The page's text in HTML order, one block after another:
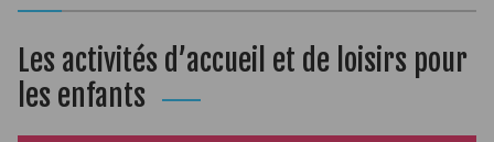
Les activités d’accueil et de loisirs pour
les enfants